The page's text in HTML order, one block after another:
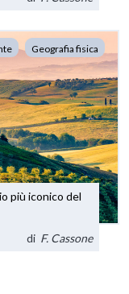
Geografia fisica
più iconico del
di F. Cassone